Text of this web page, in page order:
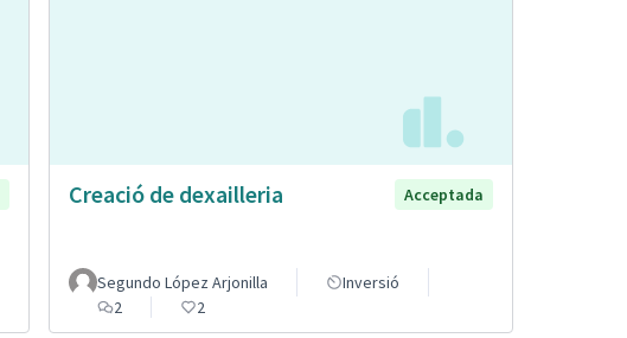
Creació de dexailleria Acceptada
Segundo López Arjonilla
Inversió
2
2